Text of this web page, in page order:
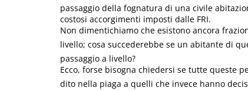
passaggio della fognatura di una civile
costosi accorgimenti imposti dalle FRI.
Non dimentichiamo che esistono ancora
livello; cosa succederebbe se un abitante di
passaggio a livello?
Ecco, forse bisogna chiedersi se tutte queste
dito nella piaga a quelli che invece hanno